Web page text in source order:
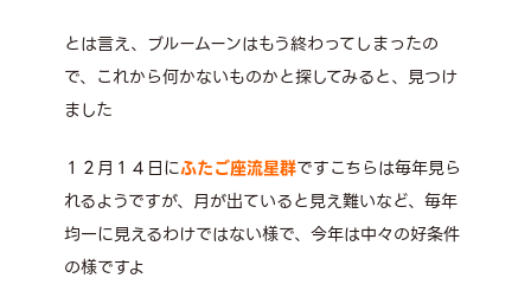
とは言え、ブルームーンはもう終わってしまったの
で、これから何かないものかと探してみると、見つけ
ました
１２月１４日にふたご座流星群ですこちらは毎年見ら
れるようですが、月が出ていると見え難いなど、毎年
均一に見えるわけではない様で、今年は中々の好条件
の様ですよ